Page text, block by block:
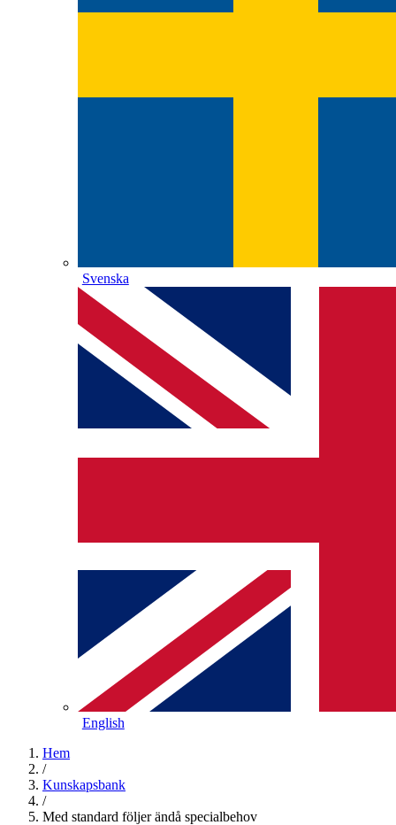
Svenska
English
Hem
/
Kunskapsbank
/
Med standard följer ändå specialbehov